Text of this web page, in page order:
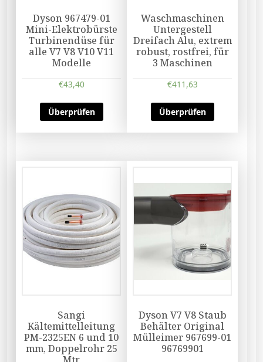
Dyson 967479-01
Mini-Elektrobürste
Turbinendüse für
alle V7 V8 V10 V11
Modelle
€43,40
Überprüfen
Waschmaschinen
Untergestell
Dreifach Alu, extrem
robust, rostfrei, für
3 Maschinen
€411,63
Überprüfen
Sangi
Kältemittelleitung
PM-2325EN 6 und 10
mm, Doppelrohr 25
Dyson V7 V8 Staub
Behälter Original
Mülleimer 967699-01
96769901